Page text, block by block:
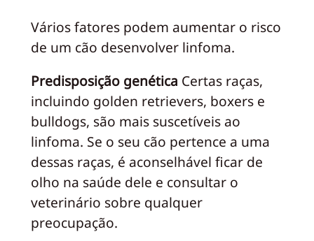
Vários fatores podem aumentar o risco
de um cão desenvolver linfoma.
Predisposição genética Certas raças,
incluindo golden retrievers, boxers e
bulldogs, são mais suscetíveis ao
linfoma. Se o seu cão pertence a uma
dessas raças, é aconselhável ficar de
olho na saúde dele e consultar o
veterinário sobre qualquer
preocupação.